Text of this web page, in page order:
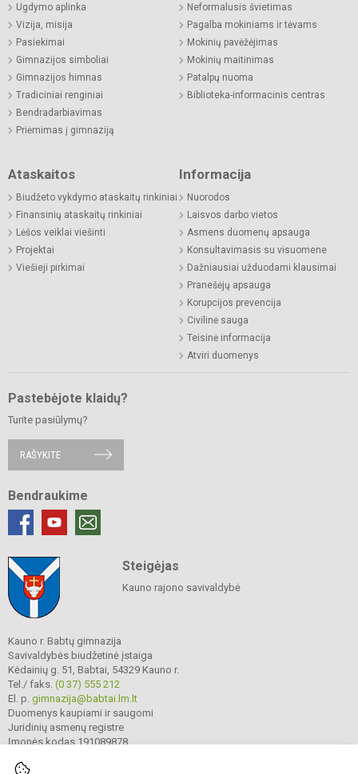
Ugdymo aplinka
Vizija, misija
Pasiekimai
Gimnazijos simboliai
Gimnazijos himnas
Tradiciniai renginiai
Bendradarbiavimas
Priėmimas į gimnaziją
Neformalusis švietimas
Pagalba mokiniams ir tėvams
Mokinių pavėžėjimas
Mokinių maitinimas
Patalpų nuoma
Biblioteka-informacinis centras
Ataskaitos
Biudžeto vykdymo ataskaitų rinkiniai
Finansinių ataskaitų rinkiniai
Lėšos veiklai viešinti
Projektai
Viešieji pirkimai
Informacija
Nuorodos
Laisvos darbo vietos
Asmens duomenų apsauga
Konsultavimasis su visuomene
Dažniausiai užduodami klausimai
Pranešėjų apsauga
Korupcijos prevencija
Civilinė sauga
Teisinė informacija
Atviri duomenys
Pastebėjote klaidų?
Turite pasiūlymų?
RAŠYKITE
Bendraukime
Steigėjas
Kauno rajono savivaldybė
Kauno r. Babtų gimnazija
Savivaldybės biudžetinė įstaiga
Kėdainių g. 51, Babtai, 54329 Kauno r.
Tel./ faks. (0 37) 555 212
El. p. gimnazija@babtai.lm.lt
Duomenys kaupiami ir saugomi
Juridinių asmenų registre
Įmonės kodas 191089878